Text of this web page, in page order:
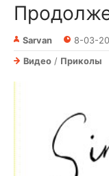
Sarvan 8-03-
Видео / Приколы